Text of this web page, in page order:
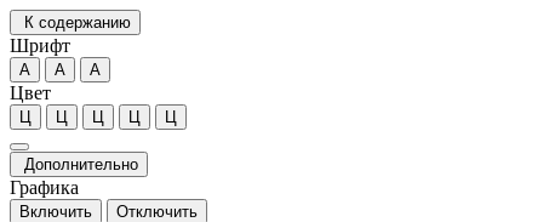
К содержанию
Шрифт
А А А
Цвет
Ц Ц Ц Ц Ц
Дополнительно
Графика
Включить
Отключить